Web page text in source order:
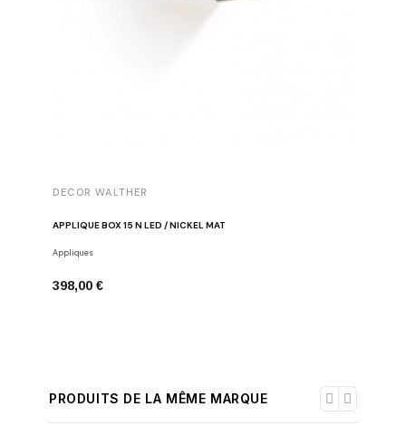
DECOR WALTHER
APPLIQUE BOX 15 N LED / NICKEL MAT
Appliques
398,00 €
PRODUITS DE LA MÊME MARQUE